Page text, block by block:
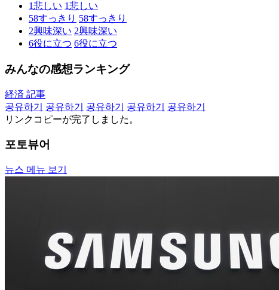
1悲しい 1悲しい
58すっきり 58すっきり
2興味深い 2興味深い
6役に立つ 6役に立つ
みんなの感想ランキング
経済 記事
공유하기
공유하기 공유하기 공유하기
공유하기
リンクコピーが完了しました。
포토뷰어
뉴스 메뉴 보기